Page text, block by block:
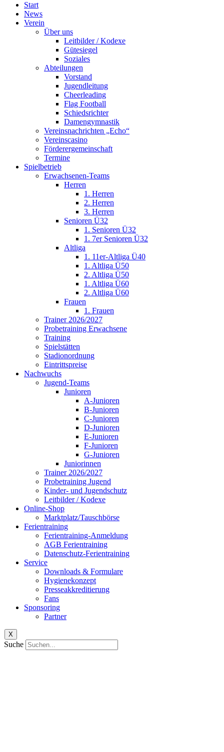
Start
News
Verein
Über uns
Leitbilder / Kodexe
Gütesiegel
Soziales
Abteilungen
Vorstand
Jugendleitung
Cheerleading
Flag Football
Schiedsrichter
Damengymnastik
Vereinsnachrichten „Echo“
Vereinscasino
Förderergemeinschaft
Termine
Spielbetrieb
Erwachsenen-Teams
Herren
1. Herren
2. Herren
3. Herren
Senioren Ü32
1. Senioren Ü32
1. 7er Senioren Ü32
Altliga
1. 11er-Altliga Ü40
1. Altliga Ü50
2. Altliga Ü50
1. Altliga Ü60
2. Altliga Ü60
Frauen
1. Frauen
Trainer 2026/2027
Probetraining Erwachsene
Training
Spielstätten
Stadionordnung
Eintrittspreise
Nachwuchs
Jugend-Teams
Junioren
A-Junioren
B-Junioren
C-Junioren
D-Junioren
E-Junioren
F-Junioren
G-Junioren
Juniorinnen
Trainer 2026/2027
Probetraining Jugend
Kinder- und Jugendschutz
Leitbilder / Kodexe
Online-Shop
Marktplatz/Tauschbörse
Ferientraining
Ferientraining-Anmeldung
AGB Ferientraining
Datenschutz-Ferientraining
Service
Downloads & Formulare
Hygienekonzept
Presseakkreditierung
Fans
Sponsoring
Partner
X
Suche